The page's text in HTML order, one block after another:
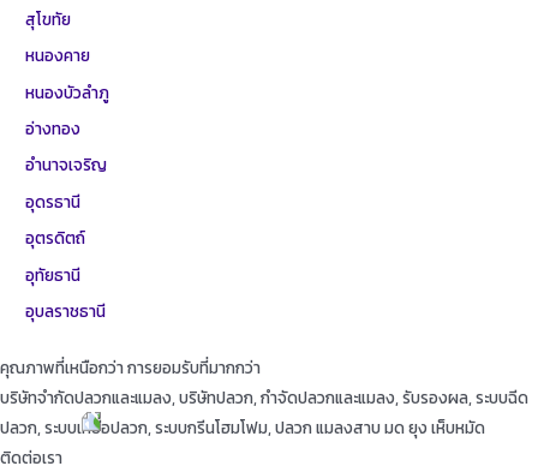
สุโขทัย
หนองคาย
หนองบัวลำภู
อ่างทอง
อำนาจเจริญ
อุดรธานี
อุตรดิตถ์
อุทัยธานี
อุบลราชธานี
คุณภาพที่เหนือกว่า การยอมรับที่มากกว่า
บริษัทจำกัดปลวกและแมลง, บริษัทปลวก, กำจัดปลวกและแมลง, รับรองผล, ระบบฉีด
ปลวก, ระบบเหยื่อปลวก, ระบบกรีนโฮมโฟม, ปลวก แมลงสาบ มด ยุง เห็บหมัด
ติดต่อเรา